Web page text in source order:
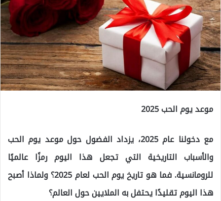
موعد يوم الحب 2025
مع دخولنا عام 2025، يزداد الفضول حول موعد يوم الحب
والأسباب التاريخية التي تجعل هذا اليوم رمزًا عالميًا
للرومانسية. فما هو تاريخ يوم الحب لعام 2025؟ ولماذا أصبح
هذا اليوم تقليدًا يحتفل به الملايين حول العالم؟